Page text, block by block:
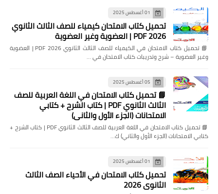
01 أغسطس 2025
تحميل كتاب الامتحان كيمياء للصف الثالث الثانوي
2026 PDF | العضوية وغير العضوية
📘 تحميل كتاب الامتحان في الكيمياء للصف الثالث الثانوي 2026 PDF | العضوية
وغير العضوية – شرح وتدريبات كتاب الامتحان في …
05 أغسطس 2025
📘 تحميل كتاب الامتحان في اللغة العربية للصف
الثالث الثانوي PDF | كتاب الشرح + كتابي
الامتحانات (الجزء الأول والثاني)
📘 تحميل كتاب الامتحان في اللغة العربية للصف الثالث الثانوي PDF | كتاب الشرح +
كتابي الامتحانات (الجزء الأول والثاني) ك…
01 أغسطس 2025
تحميل كتاب الامتحان في الأحياء الصف الثالث
الثانوي 2026